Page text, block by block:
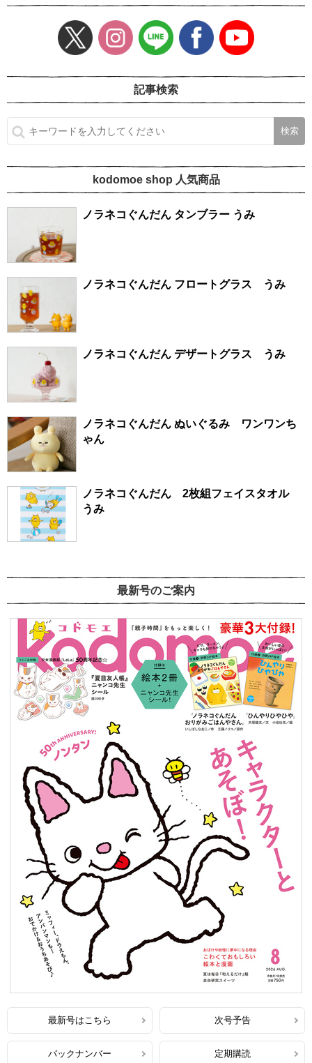
記事検索
kodomoe shop 人気商品
ノラネコぐんだん タンブラー うみ
ノラネコぐんだん フロートグラス うみ
ノラネコぐんだん デザートグラス うみ
ノラネコぐんだん ぬいぐるみ ワンワンち
ゃん
ノラネコぐんだん 2枚組フェイスタオル
うみ
最新号のご案内
最新号はこちら 次号予告
バックナンバー 定期購読